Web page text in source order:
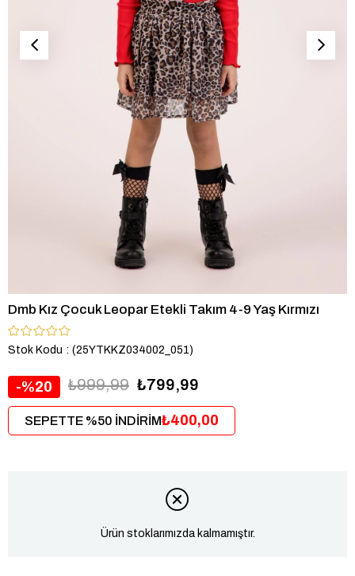
Dmb Kız Çocuk Leopar Etekli Takım 4-9 Yaş Kırmızı
Stok Kodu (25YTKKZ034002_051)
20 ₺999,99 ₺799,99
SEPETTE %50 İNDİRİM₺400,00
Ürün stoklarımızda kalmamıştır.